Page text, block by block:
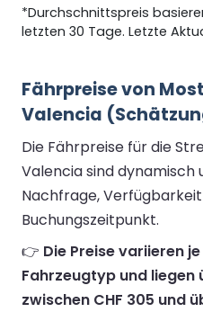
*Durchschnittspreis
letzten 30 Tage. Letzte
Fährpreise von
Valencia
Die Fährpreise für die
Valencia sind dynamisch
Nachfrage,
Buchungszeitpunkt.
👉 Die Preise variieren
Fahrzeugtyp und liegen
zwischen CHF 305 und